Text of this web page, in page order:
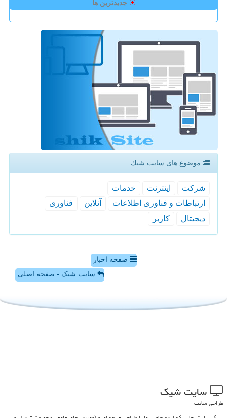
جدیدترین ها
موضوع های سایت شیك
شركت اینترنت
خدمات
ارتباطات و فناوری اطلاعات
آنلاین
فناوری
دیجیتال
كاربر
صفحه اخبار
سایت شیک - صفحه اصلی
سایت شیك
طراحی سایت